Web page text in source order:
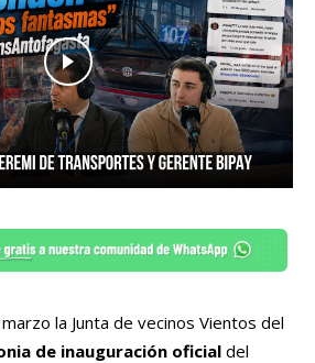
la Junta de vecinos Vientos del
de inauguración oficial del